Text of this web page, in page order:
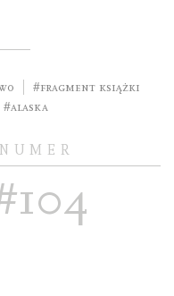
#fragment książki
#Alaska